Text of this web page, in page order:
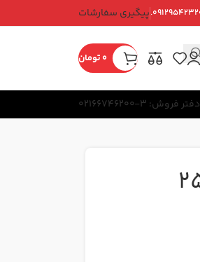
پیگیری سفارشات
0 تومان
دفتر فروش: 3-02166746200